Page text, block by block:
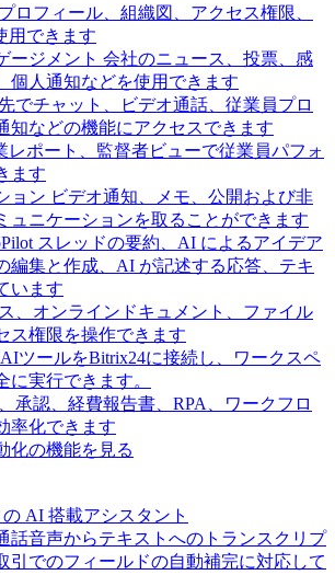
ロフィール、組織図、アクセス権限、
用できます
ージメント 会社のニュース、投票、感
個人通知などを使用できます
でチャット、ビデオ通話、従業員プロ
知などの機能にアクセスできます
レポート、監督者ビューで従業員パフォ
ます
ョン ビデオ通知、メモ、公開および非
ュニケーションを取ることができます
スレッドの要約、AI によるアイデア
編集と作成、AI が記述する応答、テキ
います
、オンラインドキュメント、ファイル
ス権限を操作できます
ツールをBitrix24に接続し、ワークスペ
に実行できます。
承認、経費報告書、RPA、ワークフロ
率化できます
化の機能を見る
AI 搭載アシスタント
話音声からテキストへのトランスクリプ
引でのフィールドの自動補完に対応して